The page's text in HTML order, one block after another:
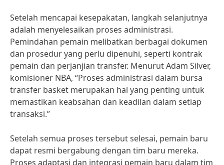
Setelah mencapai kesepakatan, langkah selanjutnya
adalah menyelesaikan proses administrasi.
Pemindahan pemain melibatkan berbagai dokumen
dan prosedur yang perlu dipenuhi, seperti kontrak
pemain dan perjanjian transfer. Menurut Adam Silver,
komisioner NBA, “Proses administrasi dalam bursa
transfer basket merupakan hal yang penting untuk
memastikan keabsahan dan keadilan dalam setiap
transaksi.”
Setelah semua proses tersebut selesai, pemain baru
dapat resmi bergabung dengan tim baru mereka.
Proses adaptasi dan integrasi pemain baru dalam tim